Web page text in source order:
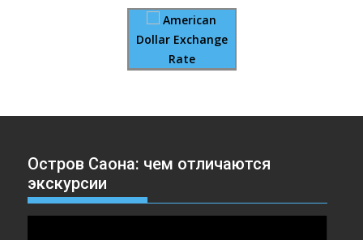
American
Dollar Exchange
Rate
Остров Саона: чем отличаются
экскурсии